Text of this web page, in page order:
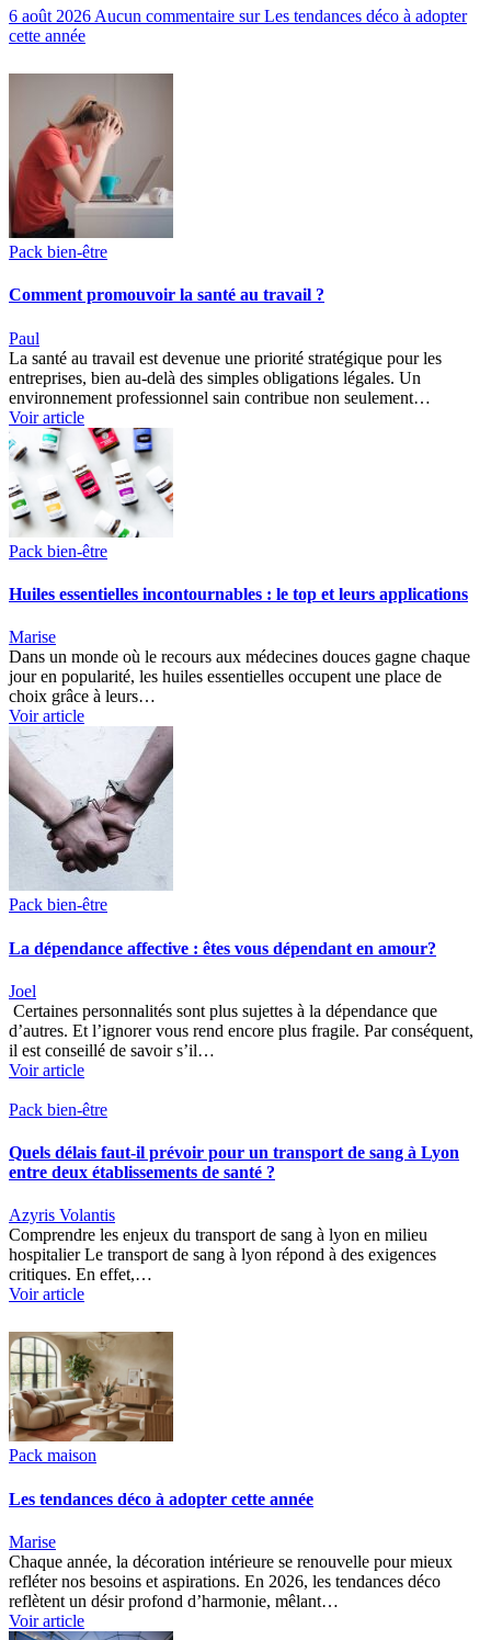
6 août 2026 Aucun commentaire sur Les tendances déco à adopter
cette année
Pack bien-être
Comment promouvoir la santé au travail ?
Paul
La santé au travail est devenue une priorité stratégique pour les
entreprises, bien au-delà des simples obligations légales. Un
environnement professionnel sain contribue non seulement…
Voir article
Pack bien-être
Huiles essentielles incontournables : le top et leurs applications
Marise
Dans un monde où le recours aux médecines douces gagne chaque
jour en popularité, les huiles essentielles occupent une place de
choix grâce à leurs…
Voir article
Pack bien-être
La dépendance affective : êtes vous dépendant en amour?
Joel
Certaines personnalités sont plus sujettes à la dépendance que
d’autres. Et l’ignorer vous rend encore plus fragile. Par conséquent,
il est conseillé de savoir s’il…
Voir article
Pack bien-être
Quels délais faut-il prévoir pour un transport de sang à Lyon
entre deux établissements de santé ?
Azyris Volantis
Comprendre les enjeux du transport de sang à lyon en milieu
hospitalier Le transport de sang à lyon répond à des exigences
critiques. En effet,…
Voir article
Pack maison
Les tendances déco à adopter cette année
Marise
Chaque année, la décoration intérieure se renouvelle pour mieux
refléter nos besoins et aspirations. En 2026, les tendances déco
reflètent un désir profond d’harmonie, mêlant…
Voir article